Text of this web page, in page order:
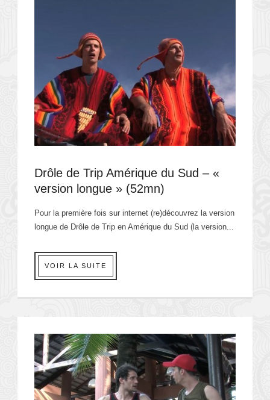
Drôle de Trip Amérique du Sud – «
version longue » (52mn)
Pour la première fois sur internet (re)découvrez la version
longue de Drôle de Trip en Amérique du Sud (la version...
VOIR LA SUITE